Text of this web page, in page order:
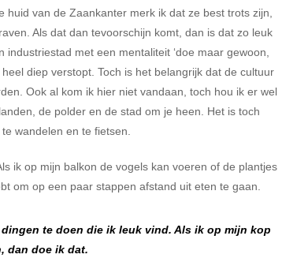
huid van de Zaankanter merk ik dat ze best trots zijn,
Als dat dan tevoorschijn komt, dan is dat zo leuk
met een mentaliteit ‘doe maar gewoon,
diep verstopt. Toch is het belangrijk dat de cultuur
Ook al kom ik hier niet vandaan, toch hou ik er wel
de polder en de stad om je heen. Het is toch
wandelen en te fietsen.
ik op mijn balkon de vogels kan voeren of de plantjes
om op een paar stappen afstand uit eten te gaan.
te doen die ik leuk vind. Als ik op mijn kop
dan doe ik dat.